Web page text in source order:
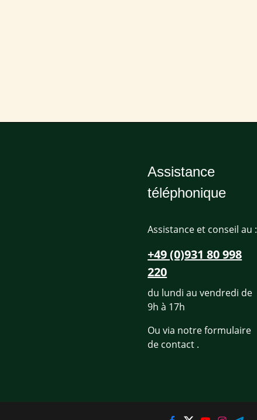
Assistance
téléphonique
Assistance et conseil au :
+49 (0)931 80 998
220
du lundi au vendredi de
9h à 17h
Ou via notre formulaire
de contact .